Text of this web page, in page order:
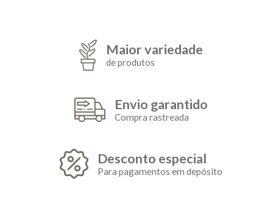
Maior variedade
de produtos
Envio garantido
Compra rastreada
Desconto especial
Para pagamentos em depósito